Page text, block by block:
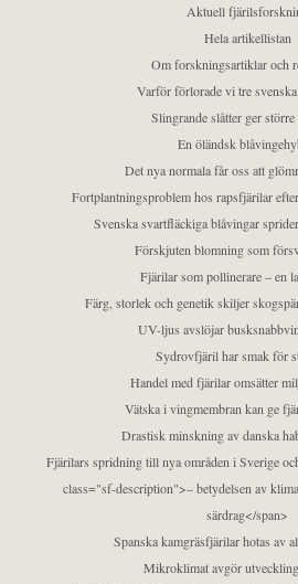
Aktuell
Hela artikellistan
Om forskningsartiklar och
Varför förlorade vi tre
Slingrande slåtter ger
En öländsk
Det nya normala får oss att
Fortplantningsproblem hos rapsfjärilar
Svenska svartfläckiga blåvingar
Förskjuten blomning som
Fjärilar som pollinerare – en
Färg, storlek och genetik skiljer
UV-ljus avslöjar
Sydrovfjäril har smak för
Handel med fjärilar omsätter
Vätska i vingmembran kan ge
Drastisk minskning av danska
Fjärilars spridning till nya områden i Sverige
class="sf-description">– betydelsen av
särdrag</span>
Spanska kamgräsfjärilar hotas av
Mikroklimat avgör